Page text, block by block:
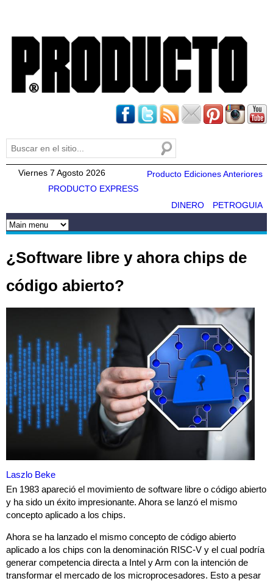
Formulario de búsqueda
Buscar
Viernes 7 Agosto 2026
Producto Ediciones Anteriores
PRODUCTO EXPRESS
PETROGUIA
DINERO
¿Software libre y ahora chips de
código abierto?
Laszlo Beke
En 1983 apareció el movimiento de software libre o código abierto
y ha sido un éxito impresionante. Ahora se lanzó el mismo
concepto aplicado a los chips.
Ahora se ha lanzado el mismo concepto de código abierto
aplicado a los chips con la denominación RISC-V y el cual podría
generar competencia directa a Intel y Arm con la intención de
transformar el mercado de los microprocesadores. Esto a pesar